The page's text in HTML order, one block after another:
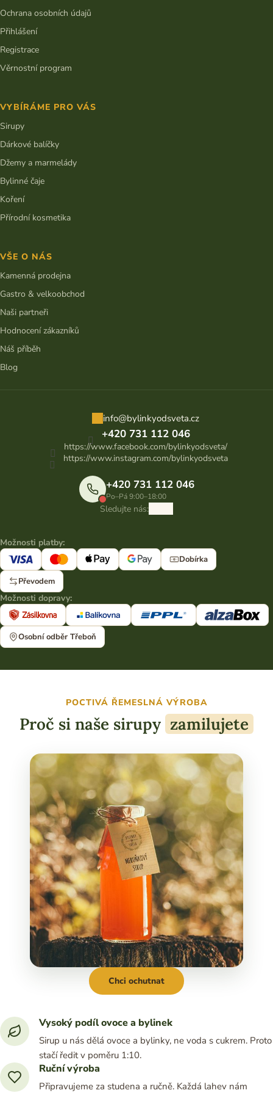
info@bylinkyodsveta.cz
+420 731 112 046
https://www.facebook.com/bylinkyodsveta/
https://www.instagram.com/bylinkyodsveta
+420 731 112 046
Po–Pá 9:00–18:00
Sledujte nás:
Ochrana osobních údajů
Přihlášení
Registrace
Věrnostní program
VYBÍRÁME PRO VÁS
Sirupy
Dárkové balíčky
Džemy a marmelády
Bylinné čaje
Koření
Přírodní kosmetika
VŠE O NÁS
Kamenná prodejna
Gastro & velkoobchod
Naši partneři
Hodnocení zákazníků
Náš příběh
Blog
Možnosti platby:
Dobírka
Převodem
Možnosti dopravy:
Osobní odběr Třeboň
POCTIVÁ ŘEMESLNÁ VÝROBA
Proč si naše sirupy zamilujete
Vysoký podíl ovoce a bylinek
Sirup u nás dělá ovoce a bylinky, ne voda s cukrem. Proto
stačí ředit v poměru 1:10.
Ruční výroba
Připravujeme za studena a ručně. Každá lahev nám
Chci ochutnat